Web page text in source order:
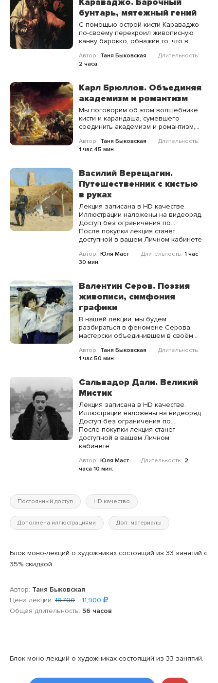
бунтарь, мятежный гений
С помощью острой кисти Караваджо
по-своему перекроил живописную
канву барокко, обнажив то, что в
художники скрывали за стройными
композициями и возвышенным
Автор: Таня Быковская
Длительность:
2 часа
Карл Брюллов. Объединяя
академизм и романтизм
Мы поговорим об этом волшебнике
кисти и карандаша, сумевшего
соединить академизм и романтизм,
сюжеты и бытописание, парадный
портрет и камерный образ.
Автор: Таня Быковская
Длительность:
1 час 45 мин.
Василий Верещагин.
Путешественник с кистью
в руках
Лекция записана в HD качестве.
Иллюстрации наложены на видеоряд.
Доступ без ограничения по
времени.
После покупки лекция станет
доступной в вашем Личном кабинете
Автор: Юля Маст Длительность: 1 час
30 мин.
Валентин Серов. Поэзия
живописи, симфония
графики
В нашей лекции, мы будем
разбираться в феномене Серова,
мастерски объединившем в своём
классику и модерн.
Автор: Таня Быковская
Длительность:
1 час 50 мин.
Сальвадор Дали. Великий
Мистик
Лекция записана в HD качестве.
Иллюстрации наложены на видеоряд.
Доступ без ограничения по
времени.
После покупки лекция станет
доступной в вашем Личном
кабинете.
Автор: Юля Маст Длительность: 2
часа 10 мин.
Постоянный доступ HD качество
Дополнена иллюстрациями Доп. материалы
Блок моно-лекций о художниках состоящий из 33 занятий с
35% скидкой
Автор: Таня Быковская
Цена лекции: 18,700
11,900
Общая длительность: 56 часов
Блок моно-лекций о художниках состоящий из 33 занятий.